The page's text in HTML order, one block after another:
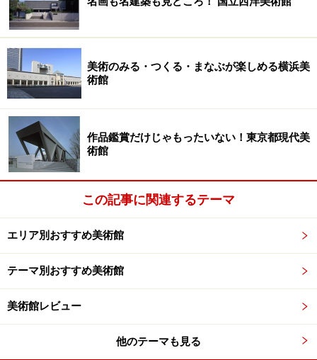
ちなみに、上の写真には登場していませんが、あおもり
犬の正面に「えさ皿」の形のベンチもあります。ゆっく
り座ってあおもり犬を観賞できますよ。
木が集まって森になる 青森県立美術館 シンボルマーク
また、美術館を散策すると目にするのが、矢印のような
シンボルマーク。これは、青森の「a」と木をモチーフに
したもの。木がたくさんあつまり、森のように育ってほ
しい、という思いから、美術館ではシンボルマークをデ
ザインに使うときは、複数によるパターンとして使用す
ることも多いそうです。
シンボルマークが森になってほのかに光る 夕方のメインエ
美術のみる・つくる・まなぶが楽しめる横浜美
術館
作品鑑賞だけじゃもったいない！東京都現代美
術館
この記事に関連するテーマ
エリア別おすすめ美術館
テーマ別おすすめ美術館
美術館レビュー
他のテーマも見る